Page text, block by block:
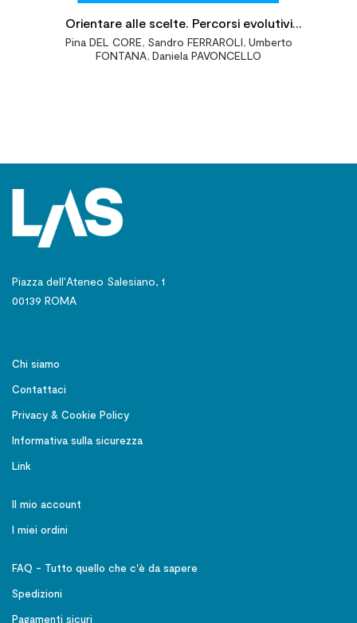
Orientare alle scelte. Percorsi evolutivi
strategie e strumenti operativi
Pina DEL CORE, Sandro FERRAROLI, Umberto
FONTANA, Daniela PAVONCELLO
Piazza dell’Ateneo Salesiano, 1
00139 ROMA
Chi siamo
Contattaci
Privacy & Cookie Policy
Informativa sulla sicurezza
Link
Il mio account
I miei ordini
FAQ - Tutto quello che c'è da sapere
Spedizioni
Pagamenti sicuri